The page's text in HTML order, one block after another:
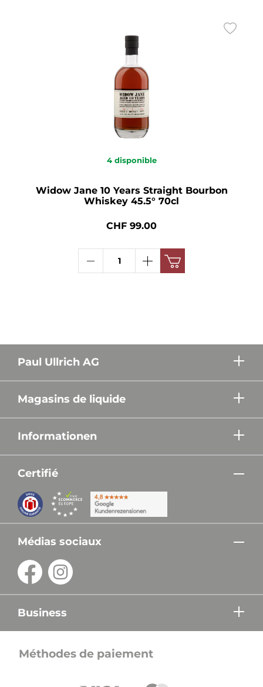
4 disponible
Widow Jane 10 Years Straight Bourbon
Whiskey 45.5° 70cl
CHF 99.00
Paul Ullrich AG
Magasins de liquide
Informationen
Certifié
Médias sociaux
Business
Méthodes de paiement